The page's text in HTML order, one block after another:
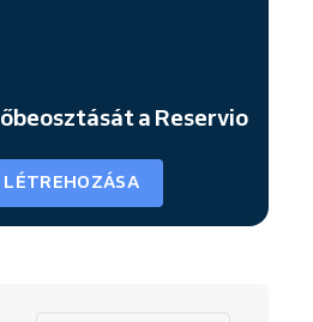
a Reservio
LÉTREHOZÁSA